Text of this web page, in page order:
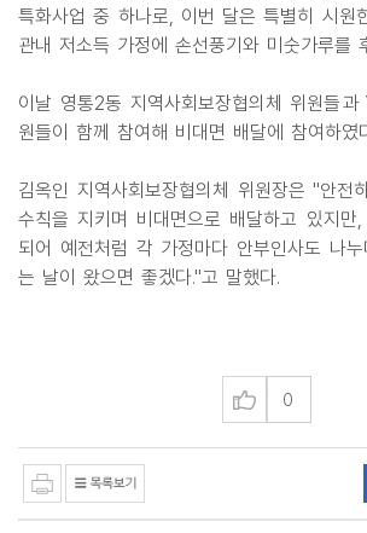
특화사업 중 하나로, 이번 달은 특별히 시원
관내 저소득 가정에 손선풍기와 미숫가루를
이날 영통2동 지역사회보장협의체 위원들
원들이 함께 참여해 비대면 배달에 참여하였
김옥인 지역사회보장협의체 위원장은 "안전
수칙을 지키며 비대면으로 배달하고 있지만
되어 예전처럼 각 가정마다 안부인사도 나
는 날이 왔으면 좋겠다."고 말했다.
0